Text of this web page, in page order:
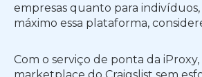
empresas quanto para
máximo essa plataforma,
Com o serviço de ponta da